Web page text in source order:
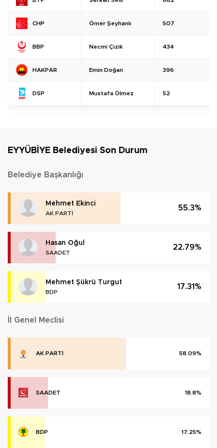
CHP Ömer Şeyhanlı 507
BBP Necmi Çizik 434
HAKPAR Emin Doğan 396
DSP Mustafa Ölmez 52
EYYÜBİYE Belediyesi Son Durum
Belediye Başkanlığı
Mehmet Ekinci
AK PARTİ
55.3%
Hasan Oğul
SAADET
22.79%
Mehmet Şükrü Turgut
BDP
17.31%
İl Genel Meclisi
AK PARTİ 58.09%
SAADET 18.8%
BDP 17.25%